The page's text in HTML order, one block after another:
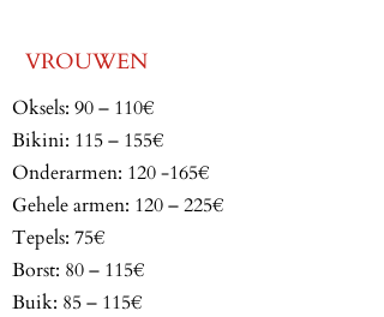
VROUWEN
Oksels: 90 – 110€
Bikini: 115 – 155€
Onderarmen: 120 -165€
Gehele armen: 120 – 225€
Tepels: 75€
Borst: 80 – 115€
Buik: 85 – 115€